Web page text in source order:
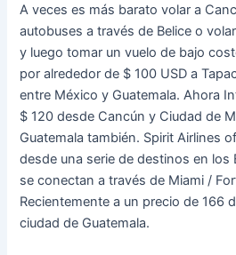
A veces es más barato volar a
autobuses a través de Belice o
y luego tomar un vuelo de bajo
por alrededor de $ 100 USD a
entre México y Guatemala. Ahora
$ 120 desde Cancún y Ciudad de
Guatemala también. Spirit Airlines
desde una serie de destinos en los
se conectan a través de Miami /
Recientemente a un precio de 166
ciudad de Guatemala.